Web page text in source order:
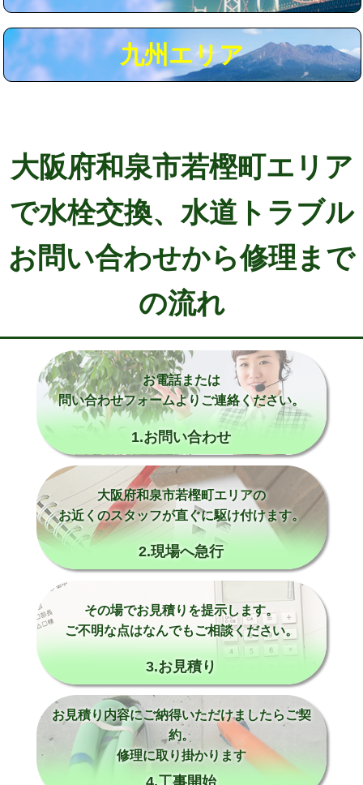
九州エリア
大阪府和泉市若樫町エリア
で水栓交換、水道トラブル
お問い合わせから修理まで
の流れ
お電話または
問い合わせフォームよりご連絡ください。
1.お問い合わせ
大阪府和泉市若樫町エリアの
お近くのスタッフが直ぐに駆け付けます。
2.現場へ急行
その場でお見積りを提示します。
ご不明な点はなんでもご相談ください。
3.お見積り
お見積り内容にご納得いただけましたらご契
約。
修理に取り掛かります
4.工事開始